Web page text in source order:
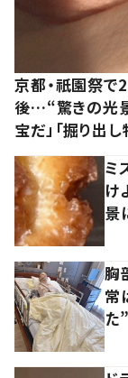
京都・祇園祭
後…“驚きの光
宝だ」「掘り出し
ミ
け
景
胸
常
た